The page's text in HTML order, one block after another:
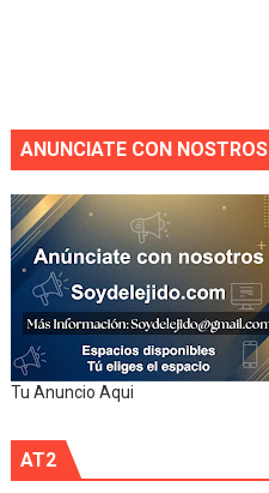
ANUNCIATE CON NOSTROS
Tu Anuncio Aqui
AT2